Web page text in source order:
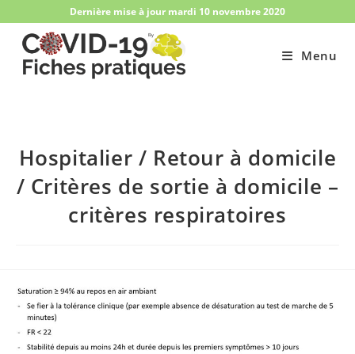
content
Dernière mise à jour mardi 10 novembre 2020
Menu
Hospitalier / Retour à domicile
/ Critères de sortie à domicile –
critères respiratoires